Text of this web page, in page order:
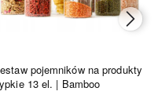
pojemników na produkty
13 el. | Bamboo